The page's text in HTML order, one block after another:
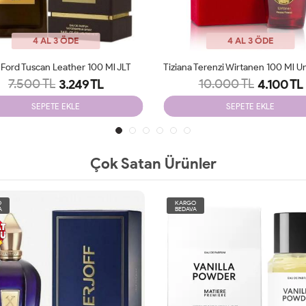
4 AL 3 ÖDE
10.000 TL 4.100 TL
SEPETE EKLE
4 AL 3 ÖDE
9.300 TL 3.249 TL
SEPETE EKLE
Çok Satan Ürünler
KARGO
BEDAVA